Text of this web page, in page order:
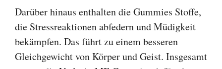
Darüber hinaus enthalten die Gummies Stoffe,
die Stressreaktionen abfedern und Müdigkeit
bekämpfen. Das führt zu einem besseren
Gleichgewicht von Körper und Geist. Insgesamt